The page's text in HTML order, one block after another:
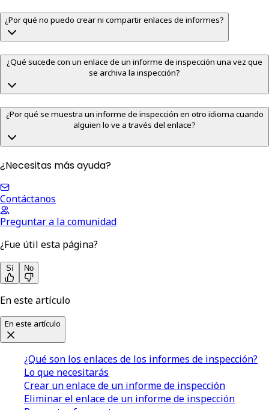
¿Por qué no puedo crear ni compartir enlaces de informes?
¿Qué sucede con un enlace de un informe de inspección una vez que
se archiva la inspección?
¿Por qué se muestra un informe de inspección en otro idioma cuando
alguien lo ve a través del enlace?
¿Necesitas más ayuda?
Contáctanos
Preguntar a la comunidad
¿Fue útil esta página?
Sí No
En este artículo
En este artículo
¿Qué son los enlaces de los informes de inspección?
Lo que necesitarás
Crear un enlace de un informe de inspección
Eliminar el enlace de un informe de inspección